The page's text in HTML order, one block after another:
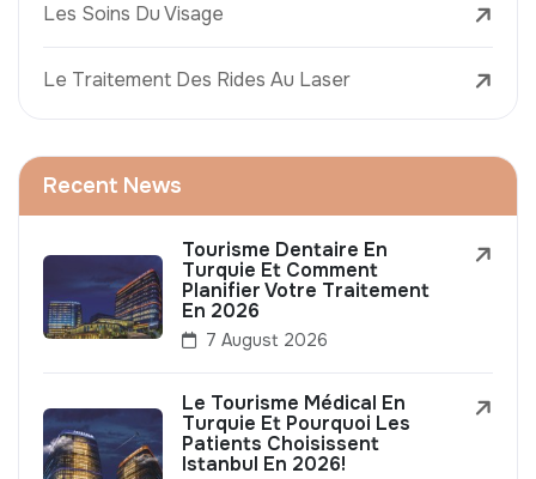
Les Soins Du Visage
Le Traitement Des Rides Au Laser
Recent News
Tourisme Dentaire En
Turquie Et Comment
Planifier Votre Traitement
En 2026
7 August 2026
Le Tourisme Médical En
Turquie Et Pourquoi Les
Patients Choisissent
Istanbul En 2026!